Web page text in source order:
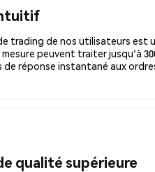
trading de nos utilisateurs est
peuvent traiter jusqu'à
de réponse instantané aux
qualité supérieure